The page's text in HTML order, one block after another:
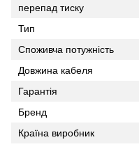
перепад тиску
Тип
Споживча потужність
Довжина кабеля
Гарантія
Бренд
Країна виробник